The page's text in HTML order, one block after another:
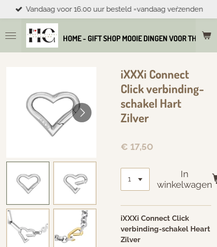
direct
naar
de
hoofdinhoud
HOME - GIFT SHOP MOOIE DINGEN VOOR THUIS
Vandaag voor 16.00 uur besteld =vandaag veŕzenden
iXXXi Connect
Click verbinding-
schakel Hart
Zilver
€ 17,50
In
winkelwagen
iXXXi Connect Click
verbinding-schakel Heart
Zilver